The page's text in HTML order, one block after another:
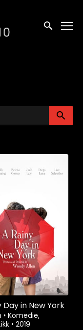
Søk
Day in New York
• Komedie,
• 2019